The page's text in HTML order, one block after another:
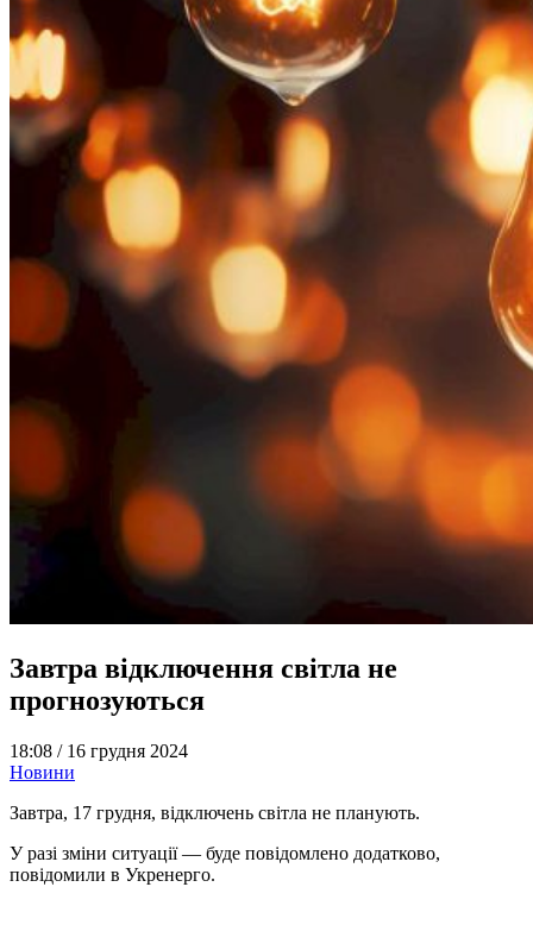
Завтра відключення світла не
прогнозуються
18:08 / 16 грудня 2024
Новини
Завтра, 17 грудня, відключень світла не планують.
У разі зміни ситуації — буде повідомлено додатково,
повідомили в Укренерго.